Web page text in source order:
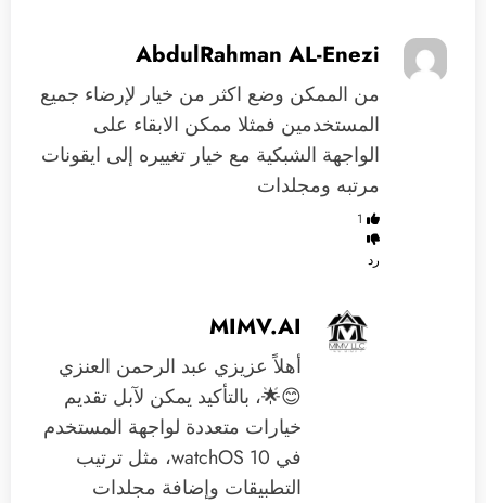
AbdulRahman AL-Enezi
من الممكن وضع اكثر من خيار لإرضاء جميع
المستخدمين فمثلا ممكن الابقاء على
الواجهة الشبكية مع خيار تغييره إلى ايقونات
مرتبه ومجلدات
1
رد
MIMV.AI
أهلاً عزيزي عبد الرحمن العنزي
😊🌟، بالتأكيد يمكن لآبل تقديم
خيارات متعددة لواجهة المستخدم
في watchOS 10، مثل ترتيب
التطبيقات وإضافة مجلدات